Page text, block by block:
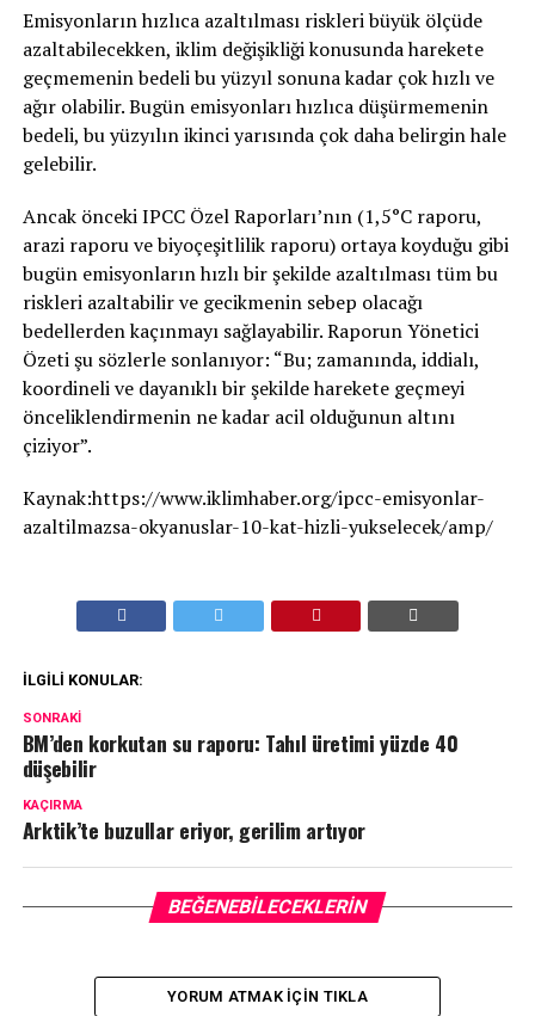
Emisyonların hızlıca azaltılması riskleri büyük ölçüde
azaltabilecekken, iklim değişikliği konusunda harekete
geçmemenin bedeli bu yüzyıl sonuna kadar çok hızlı ve
ağır olabilir. Bugün emisyonları hızlıca düşürmemenin
bedeli, bu yüzyılın ikinci yarısında çok daha belirgin hale
gelebilir.
Ancak önceki IPCC Özel Raporları’nın (1,5°C raporu,
arazi raporu ve biyoçeşitlilik raporu) ortaya koyduğu gibi
bugün emisyonların hızlı bir şekilde azaltılması tüm bu
riskleri azaltabilir ve gecikmenin sebep olacağı
bedellerden kaçınmayı sağlayabilir. Raporun Yönetici
Özeti şu sözlerle sonlanıyor: “Bu; zamanında, iddialı,
koordineli ve dayanıklı bir şekilde harekete geçmeyi
önceliklendirmenin ne kadar acil olduğunun altını
çiziyor”.
Kaynak:https://www.iklimhaber.org/ipcc-emisyonlar-
azaltilmazsa-okyanuslar-10-kat-hizli-yukselecek/amp/
İLGILI KONULAR:
SONRAKI
BM’den korkutan su raporu: Tahıl üretimi yüzde 40
düşebilir
KAÇIRMA
Arktik’te buzullar eriyor, gerilim artıyor
BEĞENEBILECEKLERIN
YORUM ATMAK IÇIN TIKLA